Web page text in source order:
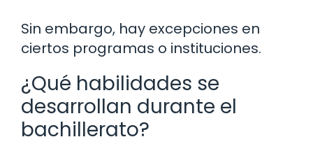
Sin embargo, hay excepciones en
ciertos programas o instituciones.
¿Qué habilidades se
desarrollan durante el
bachillerato?